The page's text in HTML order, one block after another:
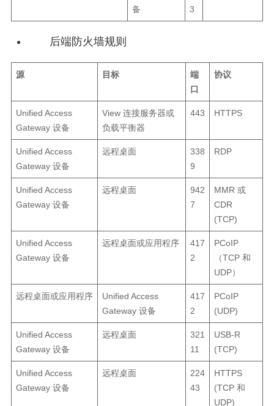
备
3
后端防火墙规则
源 目标
端
口
协议
Unified Access
Gateway 设备
View 连接服务器或
负载平衡器
443 HTTPS
Unified Access
Gateway 设备
远程桌面
338
9
RDP
Unified Access
Gateway 设备
远程桌面
942
7
MMR 或
CDR
(TCP)
Unified Access
Gateway 设备
远程桌面或应用程序
417
2
PCoIP
（TCP 和
UDP）
远程桌面或应用程序
Unified Access
Gateway 设备
417
2
PCoIP
(UDP)
Unified Access
Gateway 设备
远程桌面
321
11
USB-R
(TCP)
Unified Access
Gateway 设备
远程桌面
224
43
HTTPS
(TCP 和
UDP)